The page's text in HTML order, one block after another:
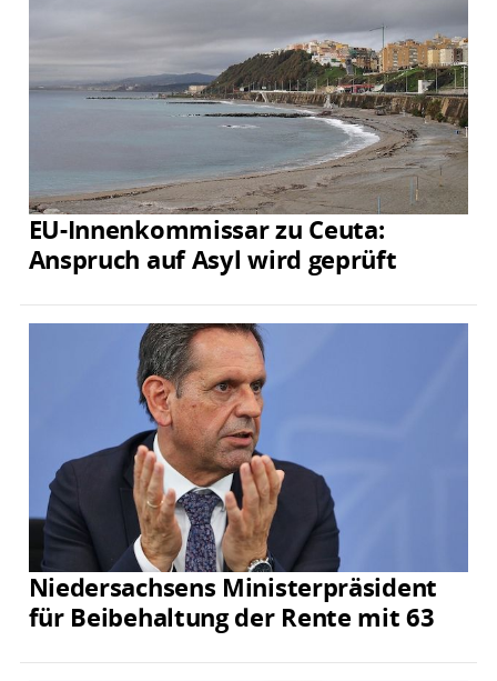
EU-Innenkommissar zu Ceuta:
Anspruch auf Asyl wird geprüft
Niedersachsens Ministerpräsident
für Beibehaltung der Rente mit 63